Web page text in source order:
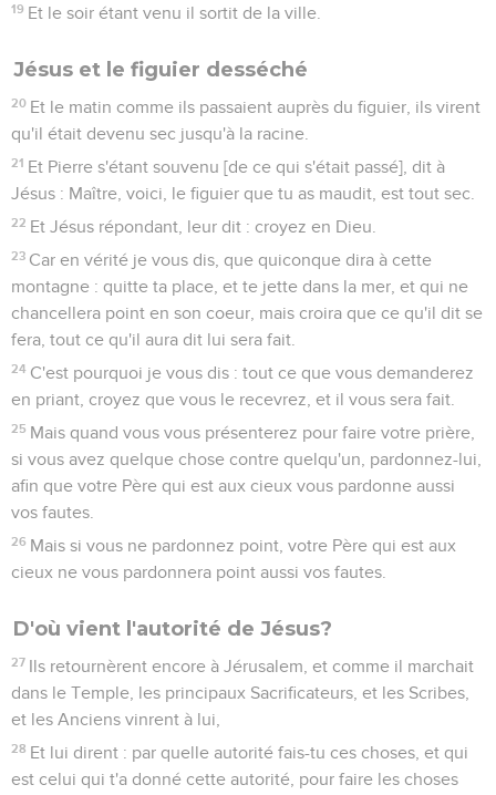
19 Et le soir étant venu il sortit de la ville.
Jésus et le figuier desséché
20 Et le matin comme ils passaient auprès du figuier, ils virent
qu'il était devenu sec jusqu'à la racine.
21 Et Pierre s'étant souvenu [de ce qui s'était passé], dit à
Jésus : Maître, voici, le figuier que tu as maudit, est tout sec.
22 Et Jésus répondant, leur dit : croyez en Dieu.
23 Car en vérité je vous dis, que quiconque dira à cette
montagne : quitte ta place, et te jette dans la mer, et qui ne
chancellera point en son coeur, mais croira que ce qu'il dit se
fera, tout ce qu'il aura dit lui sera fait.
24 C'est pourquoi je vous dis : tout ce que vous demanderez
en priant, croyez que vous le recevrez, et il vous sera fait.
25 Mais quand vous vous présenterez pour faire votre prière,
si vous avez quelque chose contre quelqu'un, pardonnez-lui,
afin que votre Père qui est aux cieux vous pardonne aussi
vos fautes.
26 Mais si vous ne pardonnez point, votre Père qui est aux
cieux ne vous pardonnera point aussi vos fautes.
D'où vient l'autorité de Jésus?
27 Ils retournèrent encore à Jérusalem, et comme il marchait
dans le Temple, les principaux Sacrificateurs, et les Scribes,
et les Anciens vinrent à lui,
28 Et lui dirent : par quelle autorité fais-tu ces choses, et qui
est celui qui t'a donné cette autorité, pour faire les choses